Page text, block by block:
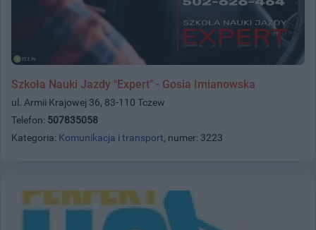
Szkoła Nauki Jazdy "Expert" - Gosia Imianowska
ul. Armii Krajowej 36, 83-110 Tczew
Telefon: 507835058
Kategoria: Komunikacja i transport, numer: 3223